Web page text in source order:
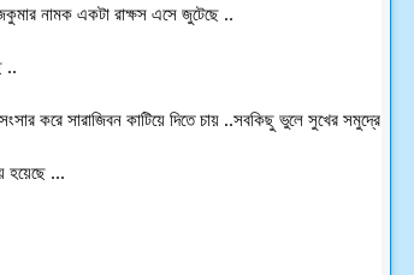
নামক একটা রাক্ষস এসে জুটেছে ..
..
করে সারাজিবন কাটিয়ে দিতে চায় ..সবকিছু ভুলে সুখের সমুদ্রে
হয়েছে ...